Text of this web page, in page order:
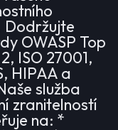
Dodržujte
OWASP Top
ISO 27001,
HIPAA a
služba
zranitelností
na: *